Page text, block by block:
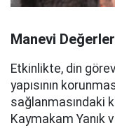
Manevi
Etkinlikte, din
yapısının
sağlanmasındaki
Kaymakam Yanık